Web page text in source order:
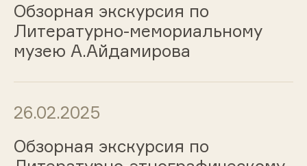
Обзорная экскурсия по
Литературно-мемориальному
музею А.Айдамирова
26.02.2025
Обзорная экскурсия по